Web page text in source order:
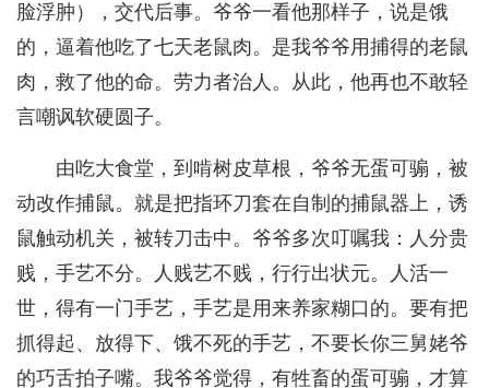
脸浮肿），交代后事。爷爷一看他那样子，说是饿
的，逼着他吃了七天老鼠肉。是我爷爷用捕得的老鼠
肉，救了他的命。劳力者治人。从此，他再也不敢轻
言嘲讽软硬圆子。
由吃大食堂，到啃树皮草根，爷爷无蛋可骟，被
动改作捕鼠。就是把指环刀套在自制的捕鼠器上，诱
鼠触动机关，被转刀击中。爷爷多次叮嘱我：人分贵
贱，手艺不分。人贱艺不贱，行行出状元。人活一
世，得有一门手艺，手艺是用来养家糊口的。要有把
抓得起、放得下、饿不死的手艺，不要长你三舅姥爷
的巧舌拍子嘴。我爷爷觉得，有牲畜的蛋可骟，才算